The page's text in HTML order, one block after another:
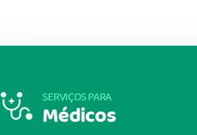
SERVIÇOS PARA
Médicos